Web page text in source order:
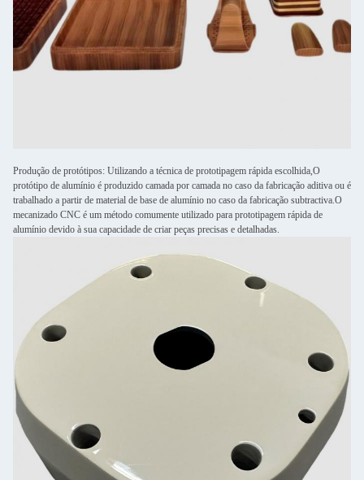
Produção de protótipos: Utilizando a técnica de prototipagem rápida escolhida,O
protótipo de alumínio é produzido camada por camada no caso da fabricação aditiva ou é
trabalhado a partir de material de base de alumínio no caso da fabricação subtractiva.O
mecanizado CNC é um método comumente utilizado para prototipagem rápida de
alumínio devido à sua capacidade de criar peças precisas e detalhadas.